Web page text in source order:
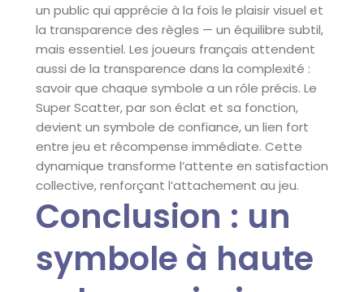
un public qui apprécie à la fois le plaisir visuel et
la transparence des règles — un équilibre subtil,
mais essentiel. Les joueurs français attendent
aussi de la transparence dans la complexité :
savoir que chaque symbole a un rôle précis. Le
Super Scatter, par son éclat et sa fonction,
devient un symbole de confiance, un lien fort
entre jeu et récompense immédiate. Cette
dynamique transforme l’attente en satisfaction
collective, renforçant l’attachement au jeu.
Conclusion : un
symbole à haute